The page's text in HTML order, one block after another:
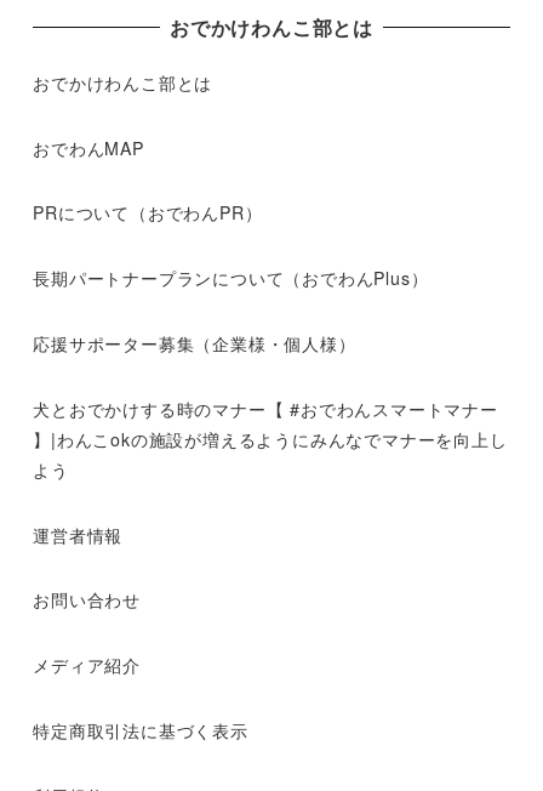
おでかけわんこ部とは
おでかけわんこ部とは
おでわんMAP
PRについて（おでわんPR）
長期パートナープランについて（おでわんPlus）
応援サポーター募集（企業様・個人様）
犬とおでかけする時のマナー【 #おでわんスマートマナー
】|わんこokの施設が増えるようにみんなでマナーを向上し
よう
運営者情報
お問い合わせ
メディア紹介
特定商取引法に基づく表示